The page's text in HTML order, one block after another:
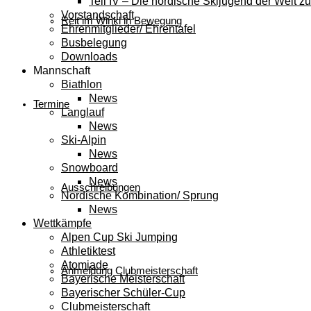
Reit im Winkl in Bewegung
Termine
Ausschreibungen
Anmeldung Clubmeisterschaft
Vorstandschaft
Ehrenmitglieder/ Ehrentafel
Busbelegung
Downloads
Mannschaft
Biathlon
News
Langlauf
News
Ski-Alpin
News
Snowboard
News
Nordische Kombination/ Sprung
News
Wettkämpfe
Alpen Cup Ski Jumping
Athletiktest
Atomiade
Bayerische Meisterschaft
Bayerischer Schüler-Cup
Clubmeisterschaft